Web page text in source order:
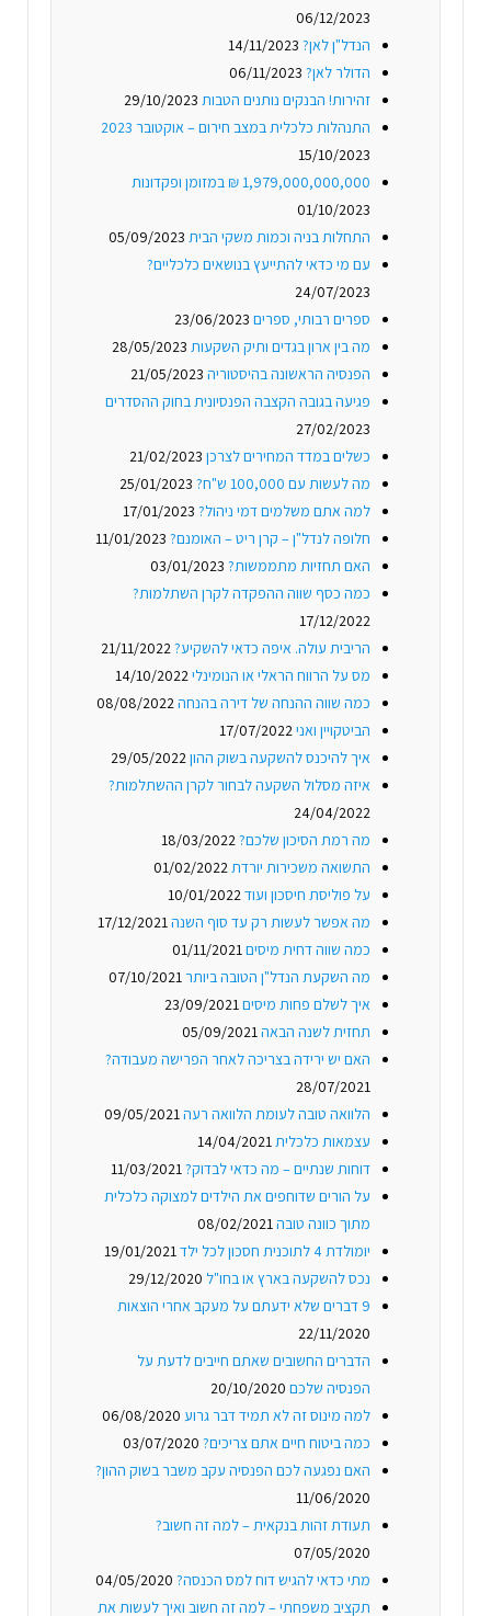
06/12/2023
הנדל"ן לאן? 14/11/2023
הדולר לאן? 06/11/2023
זהירות! הבנקים נותנים הטבות 29/10/2023
התנהלות כלכלית במצב חירום – אוקטובר 2023
15/10/2023
1,979,000,000,000 ₪ במזומן ופקדונות
01/10/2023
התחלות בניה וכמות משקי הבית 05/09/2023
עם מי כדאי להתייעץ בנושאים כלכליים?
24/07/2023
ספרים רבותי, ספרים 23/06/2023
מה בין ארון בגדים ותיק השקעות 28/05/2023
הפנסיה הראשונה בהיסטוריה 21/05/2023
פגיעה בגובה הקצבה הפנסיונית בחוק ההסדרים
27/02/2023
כשלים במדד המחירים לצרכן 21/02/2023
מה לעשות עם 100,000 ש"ח?
25/01/2023
למה אתם משלמים דמי ניהול? 17/01/2023
חלופה לנדל"ן – קרן ריט – האומנם? 11/01/2023
האם תחזיות מתממשות? 03/01/2023
כמה כסף שווה ההפקדה לקרן השתלמות?
17/12/2022
הריבית עולה. איפה כדאי להשקיע?21/11/2022
מס על הרווח הראלי או הנומינלי14/10/2022
כמה שווה ההנחה של דירה בהנחה08/08/2022
הביטקויין ואני17/07/2022
איך להיכנס להשקעה בשוק ההון29/05/2022
איזה מסלול השקעה לבחור לקרן ההשתלמות?
24/04/2022
מה רמת הסיכון שלכם?18/03/2022
התשואה משכירות יורדת01/02/2022
על פוליסת חיסכון ועוד10/01/2022
מה אפשר לעשות רק עד סוף השנה17/12/2021
כמה שווה דחית מיסים01/11/2021
מה השקעת הנדל"ן הטובה ביותר07/10/2021
איך לשלם פחות מיסים23/09/2021
תחזית לשנה הבאה05/09/2021
האם יש ירידה בצריכה לאחר הפרישה מעבודה?
28/07/2021
הלוואה טובה לעומת הלוואה רעה09/05/2021
עצמאות כלכלית14/04/2021
דוחות שנתיים – מה כדאי לבדוק?11/03/2021
על הורים שדוחפים את הילדים למצוקה כלכלית
מתוך כוונה טובה08/02/2021
יומולדת 4 לתוכנית חסכון לכל ילד
19/01/2021
נכס להשקעה בארץ או בחו"ל 29/12/2020
9 דברים שלא ידעתם על מעקב אחרי הוצאות
22/11/2020
הדברים החשובים שאתם חייבים לדעת על
הפנסיה שלכם 20/10/2020
למה מינוס זה לא תמיד דבר גרוע 06/08/2020
כמה ביטוח חיים אתם צריכים? 03/07/2020
האם נפגעה לכם הפנסיה עקב משבר בשוק ההון?
11/06/2020
תעודת זהות בנקאית – למה זה חשוב?
07/05/2020
מתי כדאי להגיש דוח למס הכנסה? 04/05/2020
תקציב משפחתי – למה זה חשוב ואיך לעשות את